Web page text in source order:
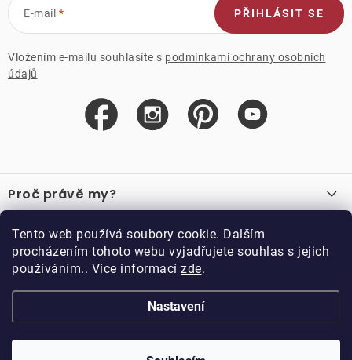
Tento web používá soubory cookie. Dalším
procházením tohoto webu vyjadřujete souhlas s jejich
používáním.. Více informací zde.
Nastavení
E-mail
Vložením e-mailu souhlasíte s podmínkami ochrany osobních
údajů
PŘIHLÁSIT SE
á
p
a
Proč právě my?
Recenze
Důležité odkazy
Velkoobchod
Vzorková prodejna
Kariéra
Blog
O nákupu
Obchodní podmínky
Podmínky věrnostního programu
Doppler CZ spol. s.r.o.,